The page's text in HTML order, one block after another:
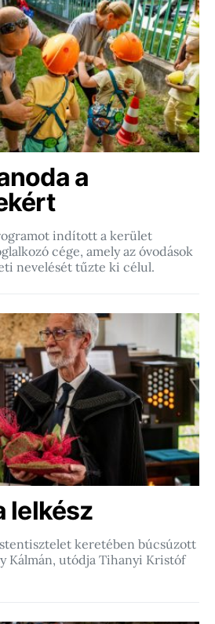
a
indított a kerület
cége, amely az óvodások
nevelését tűzte ki célul.
lelkész
keretében búcsúzott
Kálmán, utódja Tihanyi Kristóf